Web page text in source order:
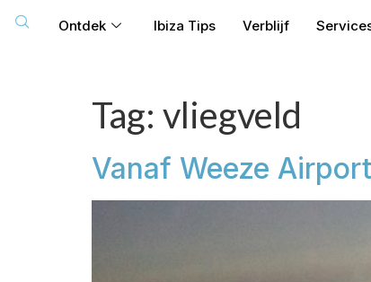
Ontdek Ibiza Tips Verblijf
Tag: vliegveld
Vanaf Weeze